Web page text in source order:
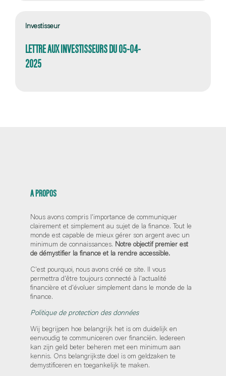
Investisseur
LETTRE AUX INVESTISSEURS DU 05-04-
2025
A PROPOS
Nous avons compris l'importance de communiquer
clairement et simplement au sujet de la finance. Tout le
monde est capable de mieux gérer son argent avec un
minimum de connaissances. Notre objectif premier est
de démystifier la finance et la rendre accessible.
C'est pourquoi, nous avons créé ce site. Il vous
permettra d'être toujours connecté à l'actualité
financière et d'évoluer simplement dans le monde de la
finance.
Politique de protection des données
Wij begrijpen hoe belangrijk het is om duidelijk en
eenvoudig te communiceren over financiën. Iedereen
kan zijn geld beter beheren met een minimum aan
kennis. Ons belangrijkste doel is om geldzaken te
demystificeren en toegankelijk te maken.